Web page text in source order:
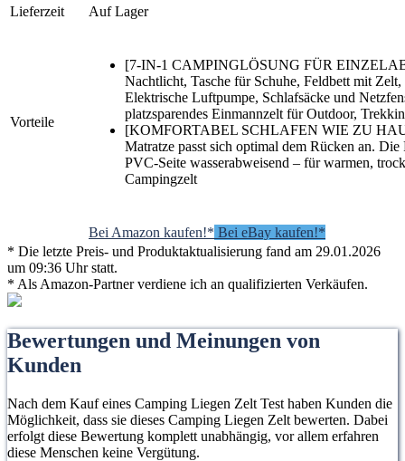
Lieferzeit
Auf Lager
Vorteile
[7-IN-1 CAMPINGLÖSUNG FÜR
Nachtlicht, Tasche für Schuhe, Feldbett mit Zelt,
Elektrische Luftpumpe, Schlafsäcke und
platzsparendes Einmannzelt für Outdoor,
[KOMFORTABEL SCHLAFEN WIE ZU
Matratze passt sich optimal dem Rücken an.
PVC-Seite wasserabweisend – für warmen,
Campingzelt
Bei Amazon kaufen!* Bei eBay kaufen!*
* Die letzte Preis- und Produktaktualisierung fand am 29.01.2026
um 09:36 Uhr statt.
* Als Amazon-Partner verdiene ich an qualifizierten Verkäufen.
Bewertungen und Meinungen von
Kunden
Nach dem Kauf eines Camping Liegen Zelt Test haben Kunden die
Möglichkeit, dass sie dieses Camping Liegen Zelt bewerten. Dabei
erfolgt diese Bewertung komplett unabhängig, vor allem erfahren
diese Menschen keine Vergütung.